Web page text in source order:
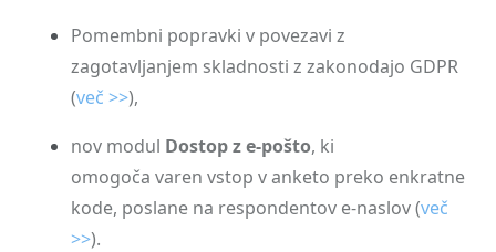
Pomembni popravki v povezavi z
zagotavljanjem skladnosti z zakonodajo GDPR
(več >>),
nov modul Dostop z e-pošto, ki
omogoča varen vstop v anketo preko enkratne
kode, poslane na respondentov e-naslov (več
>>).